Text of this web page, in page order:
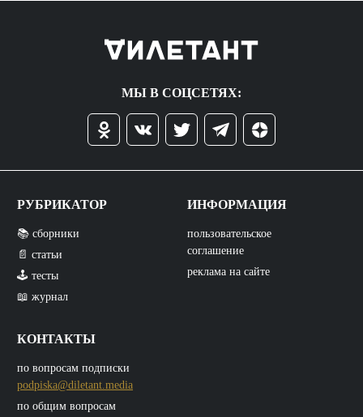
МЫ В СОЦСЕТЯХ:
РУБРИКАТОР
📚 сборники
📄 статьи
🕹️ тесты
📖 журнал
КОНТАКТЫ
по вопросам подписки
podpiska@diletant.media
по общим вопросам
ИНФОРМАЦИЯ
пользовательское
соглашение
реклама на сайте